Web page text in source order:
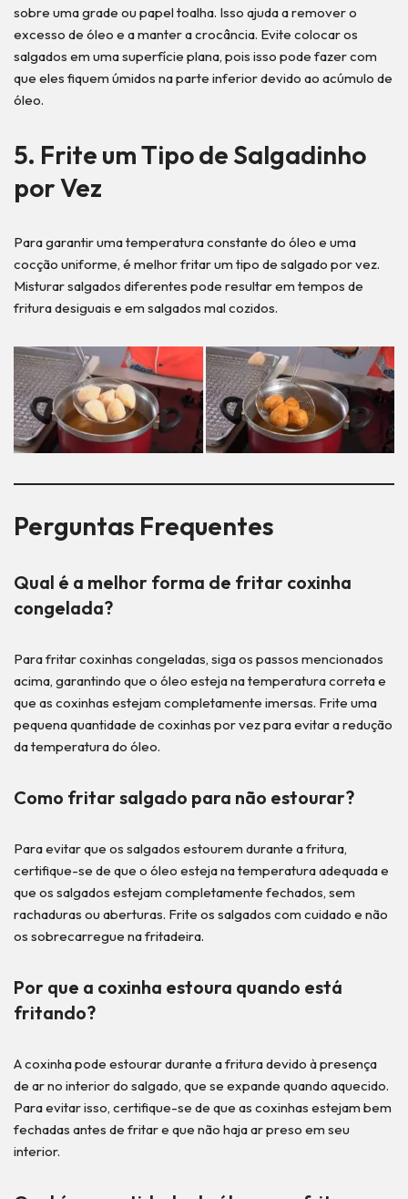
sobre uma grade ou papel toalha. Isso ajuda a remover o
excesso de óleo e a manter a crocância. Evite colocar os
salgados em uma superfície plana, pois isso pode fazer com
que eles fiquem úmidos na parte inferior devido ao acúmulo de
óleo.
5. Frite um Tipo de Salgadinho
por Vez
Para garantir uma temperatura constante do óleo e uma
cocção uniforme, é melhor fritar um tipo de salgado por vez.
Misturar salgados diferentes pode resultar em tempos de
fritura desiguais e em salgados mal cozidos.
Perguntas Frequentes
Qual é a melhor forma de fritar coxinha
congelada?
Para fritar coxinhas congeladas, siga os passos mencionados
acima, garantindo que o óleo esteja na temperatura correta e
que as coxinhas estejam completamente imersas. Frite uma
pequena quantidade de coxinhas por vez para evitar a redução
da temperatura do óleo.
Como fritar salgado para não estourar?
Para evitar que os salgados estourem durante a fritura,
certifique-se de que o óleo esteja na temperatura adequada e
que os salgados estejam completamente fechados, sem
rachaduras ou aberturas. Frite os salgados com cuidado e não
os sobrecarregue na fritadeira.
Por que a coxinha estoura quando está
fritando?
A coxinha pode estourar durante a fritura devido à presença
de ar no interior do salgado, que se expande quando aquecido.
Para evitar isso, certifique-se de que as coxinhas estejam bem
fechadas antes de fritar e que não haja ar preso em seu
interior.